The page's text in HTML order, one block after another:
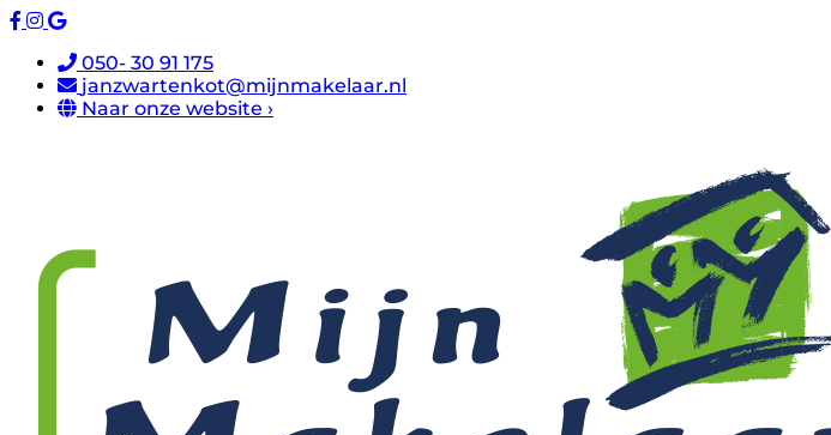
050- 30 91 175
janzwartenkot@mijnmakelaar.nl
Naar onze website ›